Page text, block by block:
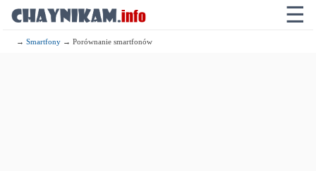
☰
→Smartfony → Porównanie smartfonów